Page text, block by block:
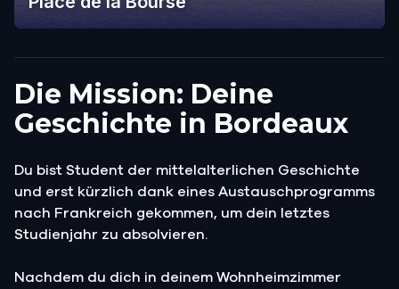
Die Mission: Deine
Geschichte in Bordeaux
Du bist Student der mittelalterlichen Geschichte
und erst kürzlich dank eines Austauschprogramms
nach Frankreich gekommen, um dein letztes
Studienjahr zu absolvieren.
Nachdem du dich in deinem Wohnheimzimmer